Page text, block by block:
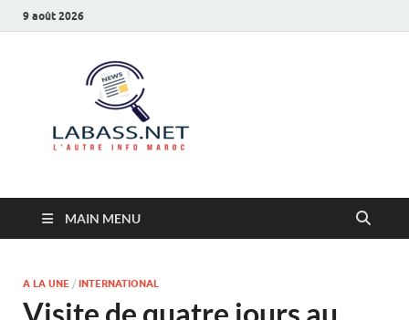
9 août 2026
MAIN MENU
A LA UNE / INTERNATIONAL